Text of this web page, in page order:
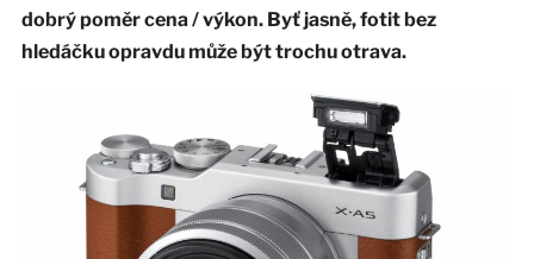
dobrý poměr cena / výkon. Byť jasně, fotit bez
hledáčku opravdu může být trochu otrava.